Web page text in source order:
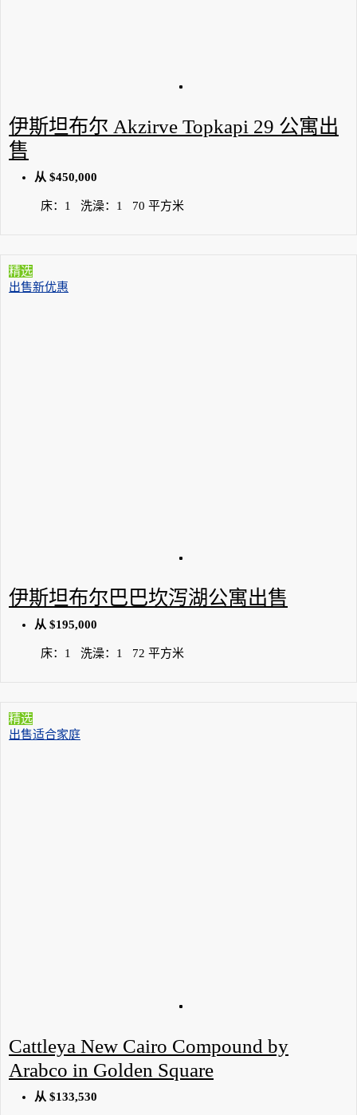
伊斯坦布尔 Akzirve Topkapi 29 公寓出
售
从 $450,000
床： 1 洗澡： 1 70 平方米
精选
出售新优惠
伊斯坦布尔巴巴坎泻湖公寓出售
从 $195,000
床： 1 洗澡： 1 72 平方米
精选
出售适合家庭
Cattleya New Cairo Compound by
Arabco in Golden Square
从 $133,530